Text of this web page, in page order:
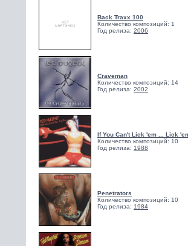
Back Traxx 100
Количество композиций: 1
Год релиза: 2006
Craveman
Количество композиций: 14
Год релиза: 2002
If You Can't Lick 'em ... Lick
Количество композиций: 10
Год релиза: 1988
Penetrators
Количество композиций: 10
Год релиза: 1984